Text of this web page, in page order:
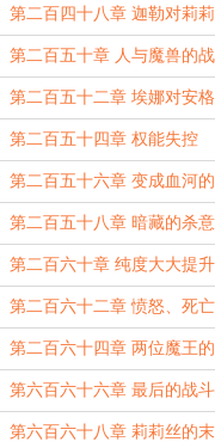
第二百四十八章 迦勒对莉
第二百五十章 人与魔兽的
第二百五十二章 埃娜对安
第二百五十四章 权能失控
第二百五十六章 变成血河
第二百五十八章 暗藏的杀
前兆？
第二百六十章 纯度大大提升
第二百六十二章 愤怒、死亡
第二百六十四章 两位魔王
第六百六十六章 最后的战
第六百六十八章 莉莉丝的